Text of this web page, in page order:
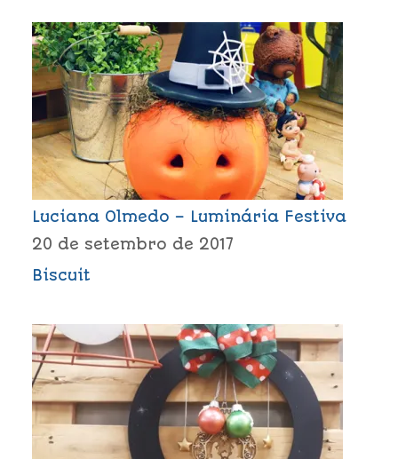
Luciana Olmedo – Luminária Festiva
20 de setembro de 2017
Biscuit